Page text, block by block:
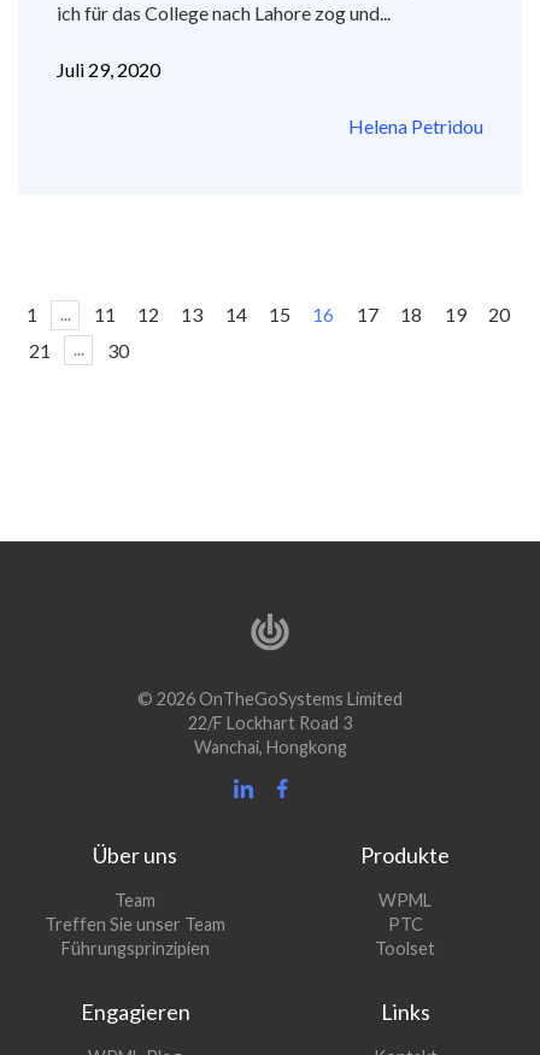
ich für das College nach Lahore zog und...
Juli 29, 2020
Helena Petridou
1 ... 11 12 13 14 15 16 17 18 19
20
21
... 30
© 2026 OnTheGoSystems Limited
22/F Lockhart Road 3
Wanchai, Hongkong
Über uns
Team
Treffen Sie unser Team
Führungsprinzipien
Produkte
WPML
in
PTC(öffnet
sich
neuen
Toolset(öffnet
Engagieren Links